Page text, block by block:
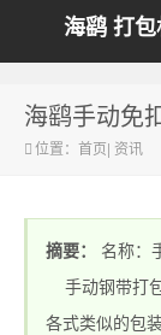
海鹞 打
海鹞手动免
位置： 首页| 资讯
摘要：
名称：
手动钢带打
各式类似的包